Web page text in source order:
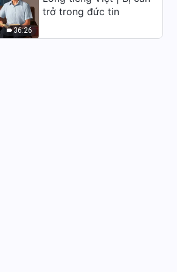
Video nhạc Thánh Ca | Tin
Đức Chúa Trời nhưng không
36:26
trở trong đức tin